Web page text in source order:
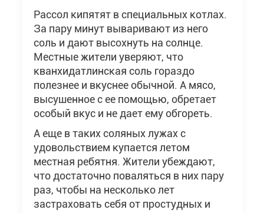
Рассол кипятят в специальных котлах.
За пару минут вываривают из него
соль и дают высохнуть на солнце.
Местные жители уверяют, что
кванхидатлинская соль гораздо
полезнее и вкуснее обычной. А мясо,
высушенное с ее помощью, обретает
особый вкус и не дает ему обгореть.
А еще в таких соляных лужах с
удовольствием купается летом
местная ребятня. Жители убеждают,
что достаточно поваляться в них пару
раз, чтобы на несколько лет
застраховать себя от простудных и